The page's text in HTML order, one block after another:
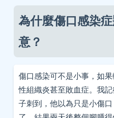
為什麼傷口感染
意？
傷口感染可不是小事，如
性組織炎甚至敗血症。我
子刺到，他以為只是小傷